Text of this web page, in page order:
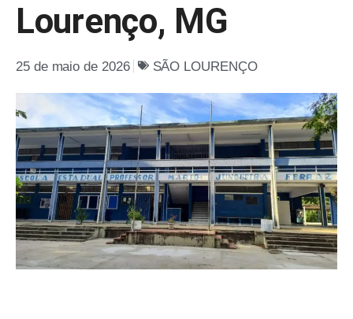
Lourenço, MG
25 de maio de 2026 SÃO LOURENÇO